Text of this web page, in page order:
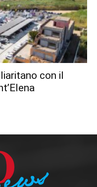
con il